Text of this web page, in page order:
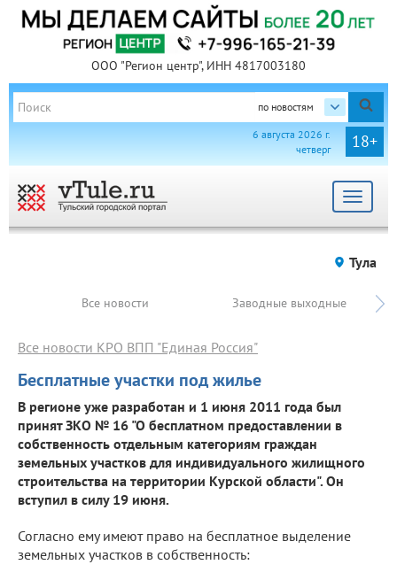
ООО "Регион центр", ИНН 4817003180
по новостям
18+
6 августа 2026 г.
четверг
Toggle
Тула
Все новости Заводные выходные
Бесплатные участки под жилье
Все новости КРО ВПП "Единая Россия"
В регионе уже разработан и 1 июня 2011 года был
принят ЗКО № 16 "О бесплатном предоставлении в
собственность отдельным категориям граждан
земельных участков для индивидуального жилищного
строительства на территории Курской области". Он
вступил в силу 19 июня.
Согласно ему имеют право на бесплатное выделение
земельных участков в собственность: